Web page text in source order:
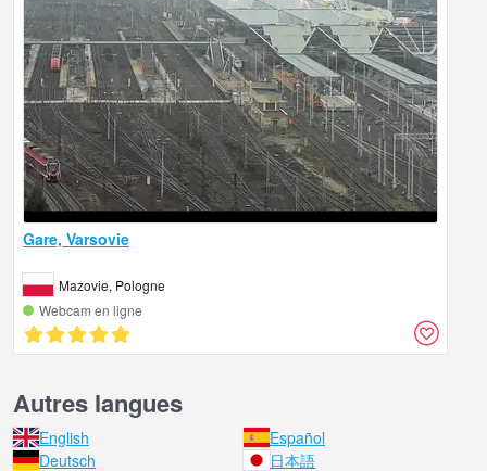
Gare, Varsovie
Mazovie, Pologne
Webcam en ligne
Autres langues
English
Español
Deutsch
日本語